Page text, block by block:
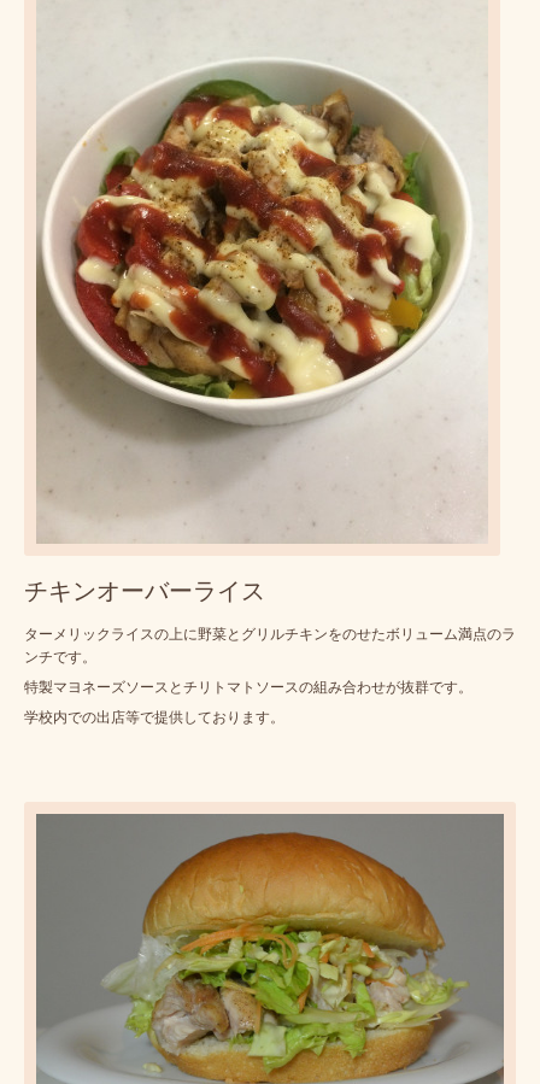
チキンオーバーライス
ターメリックライスの上に野菜とグリルチキンをのせたボリューム満点のラ
ンチです。
特製マヨネーズソースとチリトマトソースの組み合わせが抜群です。
学校内での出店等で提供しております。